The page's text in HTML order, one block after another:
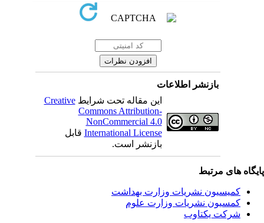
بازنشر اطلاعات
این مقاله تحت شرایطCreative
Commons Attribution-
NonCommercial 4.0
International Licenseقابل
بازنشر است.
های مرتبط
کمیسیون نشریات وزارت بهداشت
کمسیون نشریات وزارت علوم
شرکت یکتاوب